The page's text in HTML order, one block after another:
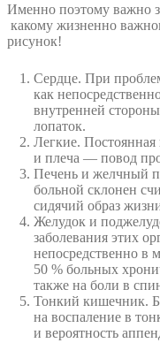
Именно поэтому важно
какому жизненно
рисунок!
Сердце. При
как
внутренней
лопаток.
Легкие.
и плеча — повод
Печень и желчный
больной склонен
сидячий образ
Желудок и
заболевания этих
непосредственно в
50 % больных
также на боли в
Тонкий кишечник.
на воспаление в
и вероятность